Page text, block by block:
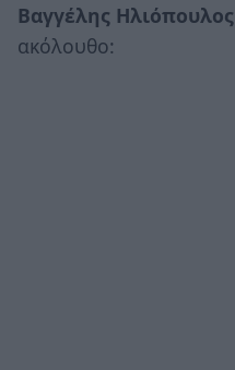
Βαγγέλης Ηλιόπουλος
ακόλουθο: